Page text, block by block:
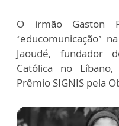
O irmão Gaston
‘educomunicação’
Jaoudé, fundador
Católica no
Prêmio SIGNIS pela